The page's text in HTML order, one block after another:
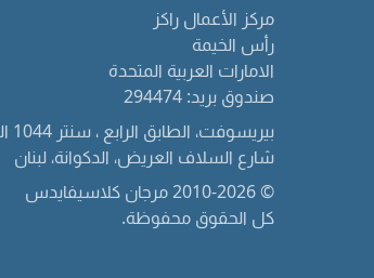
مركز الأعمال راكز
رأس الخيمة
الامارات العربية المتحدة
صندوق بريد: 294474
بيريسوفت، الطابق الرابع ، سنتر 1044 الدكوانة
شارع السلاف العريض، الدكوانة، لبنان
© 2010-2026 مرجان كلاسيفايدس
كل الحقوق محفوظة.